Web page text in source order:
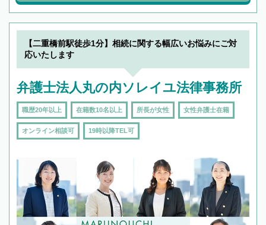
【二重橋前駅徒歩1分】相続に関する幅広いお悩みにご対
応いたします
弁護士法人丸の内ソレイユ法律事務所
職歴20年以上 在籍数10名以上 所長が女性 女性弁護士在籍
オンライン相談可 19時以降TEL可